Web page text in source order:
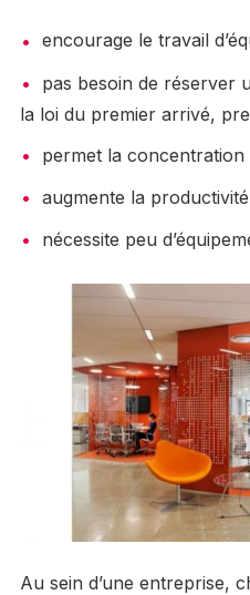
encourage le travail
pas besoin de réserver
la loi du premier arrivé,
permet la concentration
augmente la
nécessite peu
Au sein d’une entreprise,